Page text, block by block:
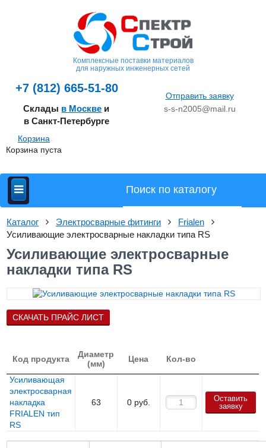
Комплексные поставки материалов
для наружных инженерных сетей
+7 (812) 665-51-80
Склады в Москве и
в Санкт-Петербурге
Отправить заявку
s-s-n2005@mail.ru
Корзина
Корзина пуста
Каталог Электросварные фитинги
Frialen
Усиливающие электросварные накладки типа RS
Усиливающие электросварные
накладки типа RS
СКАЧАТЬ ПРАЙС ЛИСТ
Код продукта
Диаметр
(мм)
Цена Кол-во
Усиливающая
электросварная
накладка
FRIALEN тип
RS
63 0 руб.
Оставить
заявку